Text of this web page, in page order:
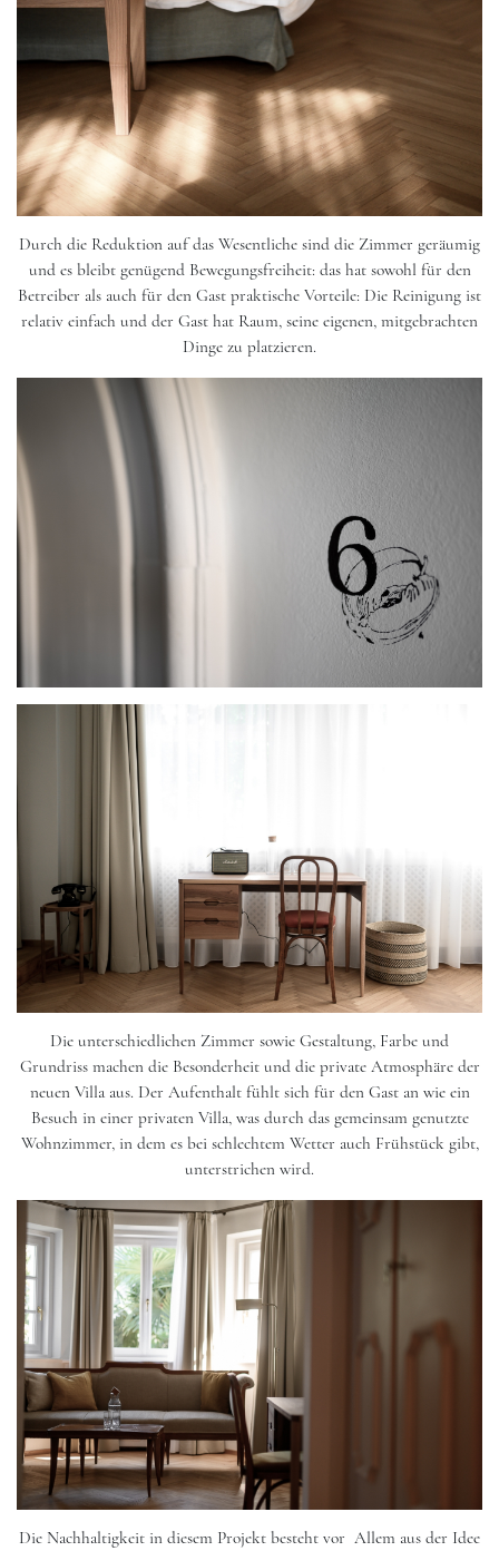
Durch die Reduktion auf das Wesentliche sind die Zimmer geräumig
und es bleibt genügend Bewegungsfreiheit: das hat sowohl für den
Betreiber als auch für den Gast praktische Vorteile: Die Reinigung ist
relativ einfach und der Gast hat Raum, seine eigenen, mitgebrachten
Dinge zu platzieren.
Die unterschiedlichen Zimmer sowie Gestaltung, Farbe und
Grundriss machen die Besonderheit und die private Atmosphäre der
neuen Villa aus. Der Aufenthalt fühlt sich für den Gast an wie ein
Besuch in einer privaten Villa, was durch das gemeinsam genutzte
Wohnzimmer, in dem es bei schlechtem Wetter auch Frühstück gibt,
unterstrichen wird.
Die Nachhaltigkeit in diesem Projekt besteht vor Allem aus der Idee